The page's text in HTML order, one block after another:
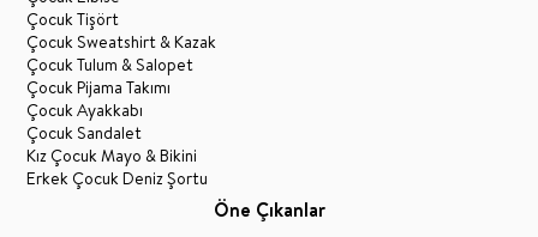
Çocuk Tişört
Çocuk Sweatshirt & Kazak
Çocuk Tulum & Salopet
Çocuk Pijama Takımı
Çocuk Ayakkabı
Çocuk Sandalet
Kız Çocuk Mayo & Bikini
Erkek Çocuk Deniz Şortu
Öne Çıkanlar